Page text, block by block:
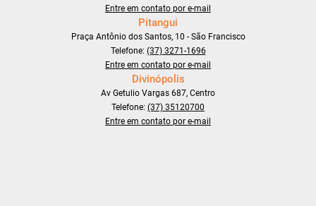
Entre em contato por e-mail
Pitangui
Praça Antônio dos Santos, 10 - São Francisco
Telefone: (37) 3271-1696
Entre em contato por e-mail
Divinópolis
Av Getulio Vargas 687, Centro
Telefone: (37) 35120700
Entre em contato por e-mail